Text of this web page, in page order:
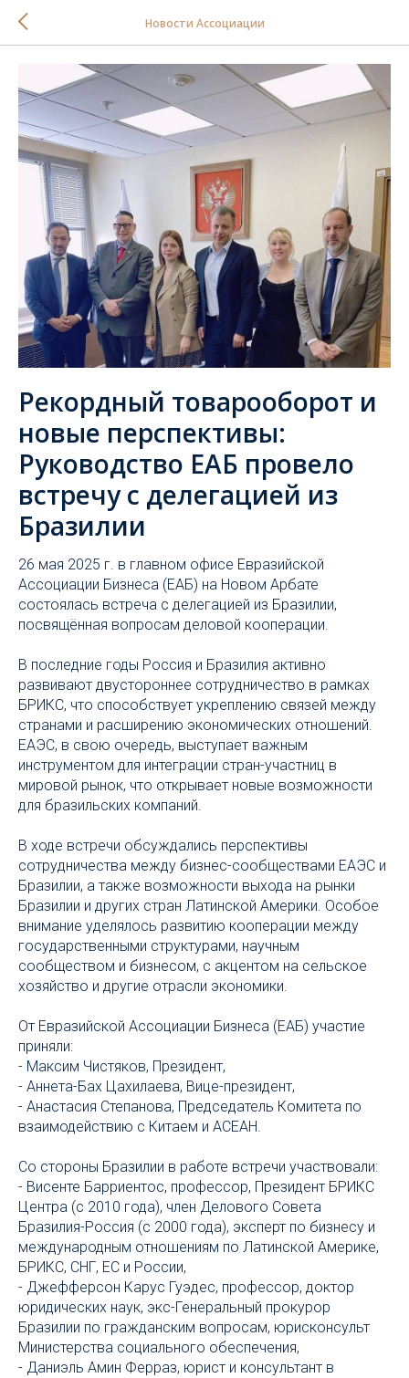
Новости Ассоциации
Рекордный товарооборот и
новые перспективы:
Руководство ЕАБ провело
встречу с делегацией из
Бразилии
26 мая 2025 г. в главном офисе Евразийской
Ассоциации Бизнеса (ЕАБ) на Новом Арбате
состоялась встреча с делегацией из Бразилии,
посвящённая вопросам деловой кооперации.
В последние годы Россия и Бразилия активно
развивают двустороннее сотрудничество в рамках
БРИКС, что способствует укреплению связей между
странами и расширению экономических отношений.
ЕАЭС, в свою очередь, выступает важным
инструментом для интеграции стран-участниц в
мировой рынок, что открывает новые возможности
для бразильских компаний.
В ходе встречи обсуждались перспективы
сотрудничества между бизнес-сообществами ЕАЭС и
Бразилии, а также возможности выхода на рынки
Бразилии и других стран Латинской Америки. Особое
внимание уделялось развитию кооперации между
государственными структурами, научным
сообществом и бизнесом, с акцентом на сельское
хозяйство и другие отрасли экономики.
От Евразийской Ассоциации Бизнеса (ЕАБ) участие
приняли:
- Максим Чистяков, Президент,
- Аннета-Бах Цахилаева, Вице-президент,
- Анастасия Степанова, Председатель Комитета по
взаимодействию с Китаем и АСЕАН.
Со стороны Бразилии в работе встречи участвовали:
- Висенте Барриентос, профессор, Президент БРИКС
Центра (с 2010 года), член Делового Совета
Бразилия-Россия (с 2000 года), эксперт по бизнесу и
международным отношениям по Латинской Америке,
БРИКС, СНГ, ЕС и России,
- Джефферсон Карус Гуэдес, профессор, доктор
юридических наук, экс-Генеральный прокурор
Бразилии по гражданским вопросам, юрисконсульт
Министерства социального обеспечения,
- Даниэль Амин Ферраз, юрист и консультант в